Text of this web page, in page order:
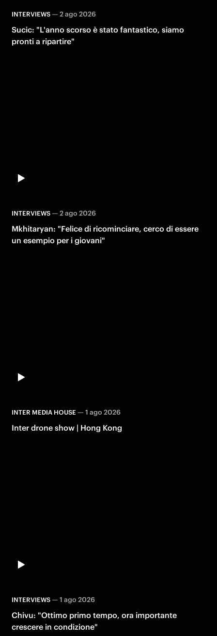
INTERVIEWS— 2 ago 2026
Sucic: "L'anno scorso è stato fantastico, siamo
pronti a ripartire"
INTERVIEWS— 2 ago 2026
Mkhitaryan: "Felice di ricominciare, cerco di essere
un esempio per i giovani"
INTER MEDIA HOUSE— 1 ago 2026
Inter drone show | Hong Kong
INTERVIEWS— 1 ago 2026
Chivu: "Ottimo primo tempo, ora importante
crescere in condizione"